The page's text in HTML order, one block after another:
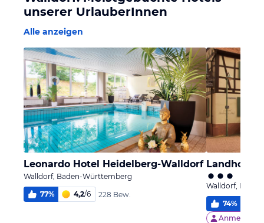
unserer UrlauberInnen
Alle anzeigen
Leonardo Hotel Heidelberg-Walldorf
Walldorf, Baden-Württemberg
77% 4,2/6 228 Bew.
Landhotel
Walldorf,
74%
Anmelden &